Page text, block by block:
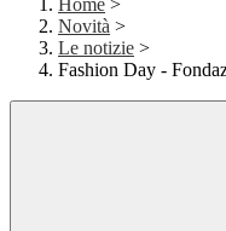
Home >
Novità >
Le notizie >
Fashion Day -